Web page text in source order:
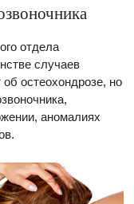
отдела
случаев
остеохондрозе, но
аномалиях